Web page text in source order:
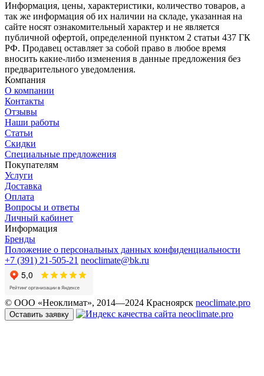
Информация, цены, характеристики, количество товаров, а
так же информация об их наличии на складе, указанная на
сайте носят ознакомительный характер и не является
публичной офертой, определенной пунктом 2 статьи 437 ГК
РФ. Продавец оставляет за собой право в любое время
вносить какие-либо изменения в данные предложения без
предварительного уведомления.
Компания
О компании
Контакты
Отзывы
Наши работы
Статьи
Скидки
Специальные предложения
Покупателям
Услуги
Доставка
Оплата
Вопросы и ответы
Личный кабинет
Информация
Бренды
Положение о персональных данных конфиденциальности
+7 (391) 21-505-21 neoclimate@bk.ru
© ООО «Неоклимат», 2014—2024 Красноярск neoclimate.pro
Оставить заявку